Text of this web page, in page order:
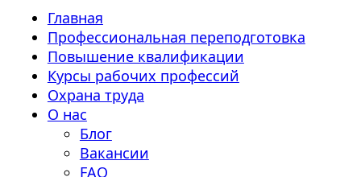
Главная
Профессиональная переподготовка
Повышение квалификации
Курсы рабочих профессий
Охрана труда
О нас
Блог
Вакансии
FAQ